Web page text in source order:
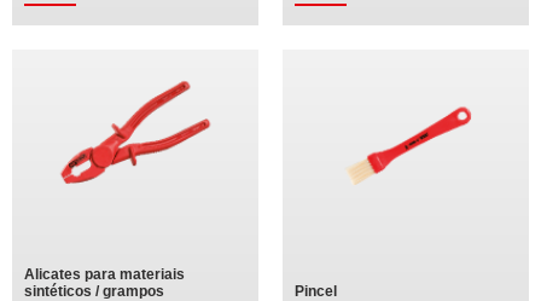
Alicates para materiais
sintéticos / grampos
Pincel